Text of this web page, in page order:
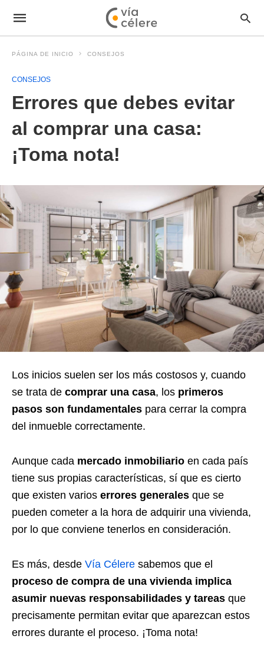
PÁGINA DE INICIO CONSEJOS
CONSEJOS
Errores que debes evitar
al comprar una casa:
¡Toma nota!
Los inicios suelen ser los más costosos y, cuando
se trata de comprar una casa, los primeros
pasos son fundamentales para cerrar la compra
del inmueble correctamente.
Aunque cada mercado inmobiliario en cada país
tiene sus propias características, sí que es cierto
que existen varios errores generales que se
pueden cometer a la hora de adquirir una vivienda,
por lo que conviene tenerlos en consideración.
Es más, desde Vía Célere sabemos que el
proceso de compra de una vivienda implica
asumir nuevas responsabilidades y tareas que
precisamente permitan evitar que aparezcan estos
errores durante el proceso. ¡Toma nota!